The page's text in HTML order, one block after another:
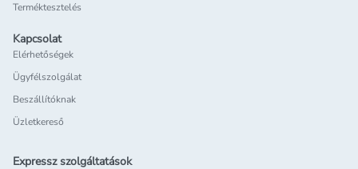
Terméktesztelés
Kapcsolat
Elérhetőségek
Ügyfélszolgálat
Beszállítóknak
Üzletkereső
Expressz szolgáltatások